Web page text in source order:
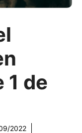
1 de
2022